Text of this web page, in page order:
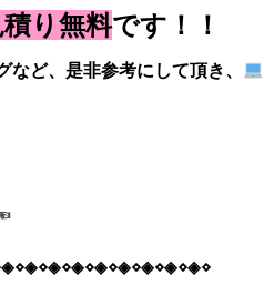
り無料です！！
ど、是非参考にして頂き、